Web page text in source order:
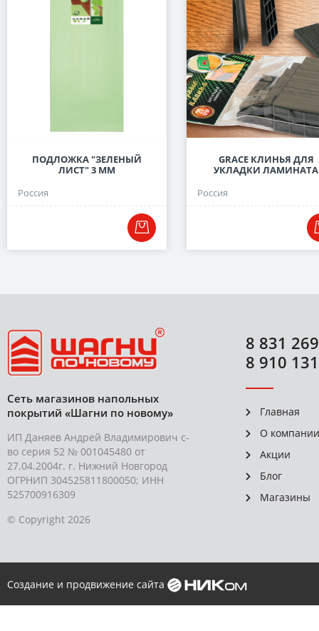
ПОДЛОЖКА "ЗЕЛЕНЫЙ
ЛИСТ" 3 ММ
Россия
GRACE КЛИНЬЯ ДЛЯ
УКЛАДКИ ЛАМИНАТА
Россия
Сеть магазинов напольных
покрытий «Шагни по новому»
ИП Даняев Андрей Владимирович с-
во серия 52 № 001045480 от
27.04.2004г. г. Нижний Новгород
ОГРНИП 304525811800050; ИНН
525700916309
© Copyright 2026
8 831
8 910
Главная
О компании
Акции
Блог
Магазины
Создание и продвижение сайта